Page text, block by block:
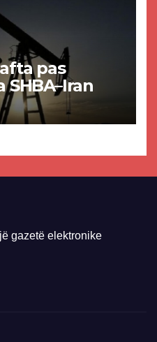
pas
gazetë elektronike